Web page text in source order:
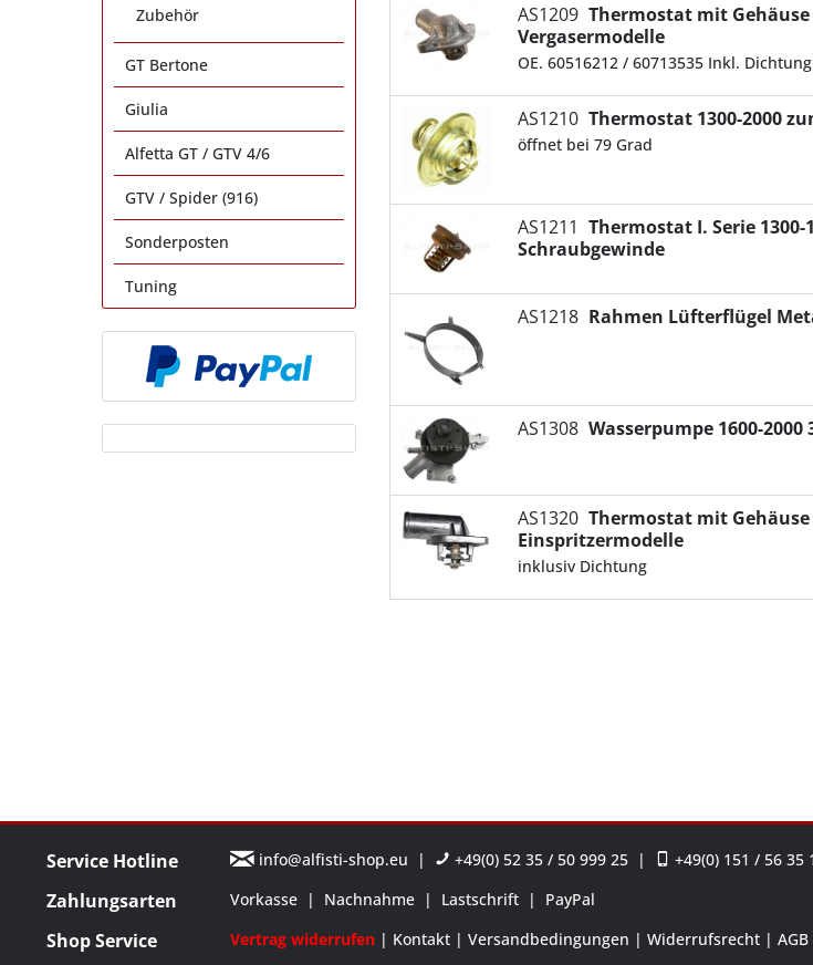
Zubehör
GT Bertone
Giulia
Alfetta GT / GTV 4/6
GTV / Spider (916)
Sonderposten
Tuning
AS1209 Thermostat mit Gehäuse
Vergasermodelle
OE. 60516212 / 60713535 Inkl. Dichtung
AS1210 Thermostat 1300-2000
öffnet bei 79 Grad
AS1211 Thermostat I. Serie 1300-
Schraubgewinde
AS1218 Rahmen Lüfterflügel
AS1308 Wasserpumpe 1600-2000
AS1320 Thermostat mit Gehäuse
Einspritzermodelle
inklusiv Dichtung
Service Hotline info@alfisti-shop.eu | +49(0) 52 35 / 50 999 25 | +49(0) 151 / 56 35
Zahlungsarten Vorkasse | Nachnahme | Lastschrift | PayPal
Shop Service Vertrag widerrufen Kontakt Versandbedingungen Widerrufsrecht AGB